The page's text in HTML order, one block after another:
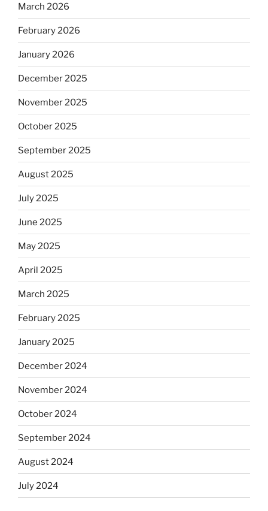
March 2026
February 2026
January 2026
December 2025
November 2025
October 2025
September 2025
August 2025
July 2025
June 2025
May 2025
April 2025
March 2025
February 2025
January 2025
December 2024
November 2024
October 2024
September 2024
August 2024
July 2024